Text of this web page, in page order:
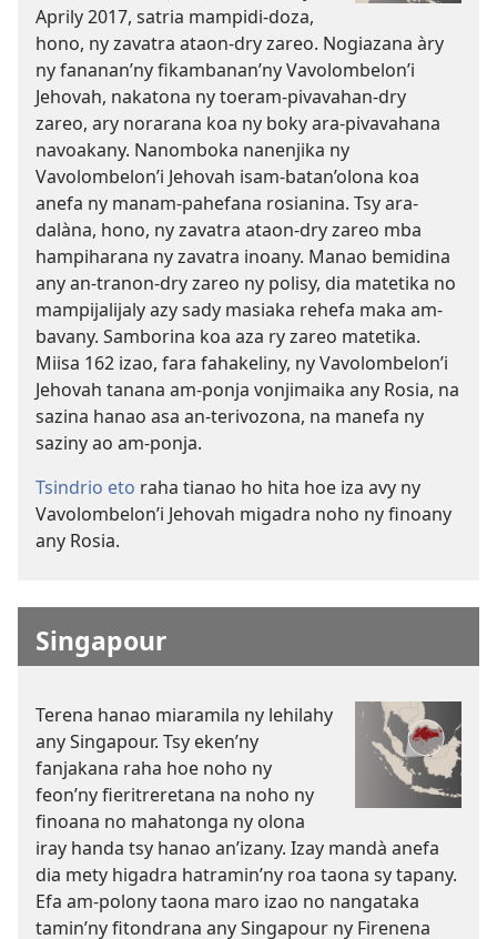
Aprily 2017, satria mampidi-doza,
hono, ny zavatra ataon-dry zareo. Nogiazana àry
ny fananan’ny fikambanan’ny Vavolombelon’i
Jehovah, nakatona ny toeram-pivavahan-dry
zareo, ary norarana koa ny boky ara-pivavahana
navoakany. Nanomboka nanenjika ny
Vavolombelon’i Jehovah isam-batan’olona koa
anefa ny manam-pahefana rosianina. Tsy ara-
dalàna, hono, ny zavatra ataon-dry zareo mba
hampiharana ny zavatra inoany. Manao bemidina
any an-tranon-dry zareo ny polisy, dia matetika no
mampijalijaly azy sady masiaka rehefa maka am-
bavany. Samborina koa aza ry zareo matetika.
Miisa 162 izao, fara fahakeliny, ny Vavolombelon’i
Jehovah tanana am-ponja vonjimaika any Rosia, na
sazina hanao asa an-terivozona, na manefa ny
saziny ao am-ponja.
Tsindrio eto raha tianao ho hita hoe iza avy ny
Vavolombelon’i Jehovah migadra noho ny finoany
any Rosia.
Singapour
Terena hanao miaramila ny lehilahy
any Singapour. Tsy eken’ny
fanjakana raha hoe noho ny
feon’ny fieritreretana na noho ny
finoana no mahatonga ny olona
iray handa tsy hanao an’izany. Izay mandà anefa
dia mety higadra hatramin’ny roa taona sy tapany.
Efa am-polony taona maro izao no nangataka
tamin’ny fitondrana any Singapour ny Firenena